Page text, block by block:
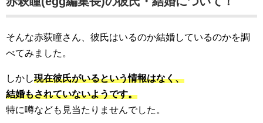
そんな赤荻瞳さん、彼氏はいるのか結婚しているのかを調
べてみました。
しかし現在彼氏がいるという情報はなく、
結婚もされていないようです。
特に噂なども見当たりませんでした。